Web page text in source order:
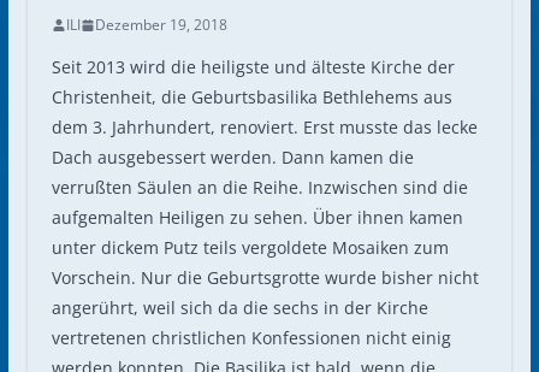
ILI Dezember 19, 2018
Seit 2013 wird die heiligste und älteste Kirche der
Christenheit, die Geburtsbasilika Bethlehems aus
dem 3. Jahrhundert, renoviert. Erst musste das lecke
Dach ausgebessert werden. Dann kamen die
verrußten Säulen an die Reihe. Inzwischen sind die
aufgemalten Heiligen zu sehen. Über ihnen kamen
unter dickem Putz teils vergoldete Mosaiken zum
Vorschein. Nur die Geburtsgrotte wurde bisher nicht
angerührt, weil sich da die sechs in der Kirche
vertretenen christlichen Konfessionen nicht einig